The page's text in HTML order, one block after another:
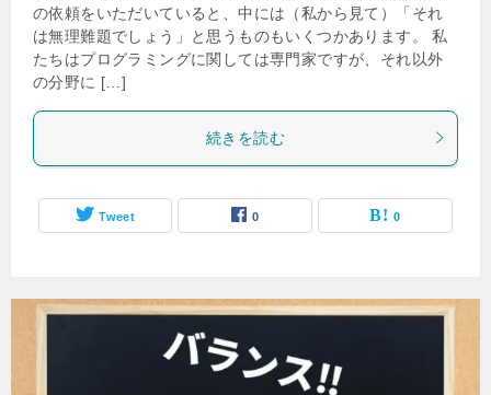
の依頼をいただいていると、中には（私から見て）「それ
は無理難題でしょう」と思うものもいくつかあります。 私
たちはプログラミングに関しては専門家ですが、それ以外
の分野に […]
続きを読む
Tweet 0 0